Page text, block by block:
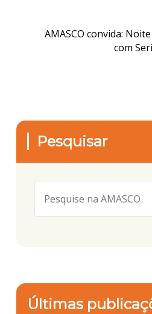
AMASCO convida:
com
Pesquisar
Últimas